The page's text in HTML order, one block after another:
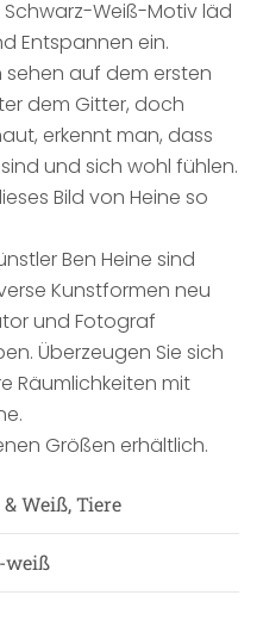
Weiß-Motiv läd
Entspannen ein.
auf dem ersten
dem Gitter, doch
erkennt man, dass
und sich wohl fühlen.
Bild von Heine so
Ben Heine sind
Kunstformen neu
und Fotograf
Überzeugen Sie sich
Räumlichkeiten mit
Größen erhältlich.
Weiß, Tiere
weiß